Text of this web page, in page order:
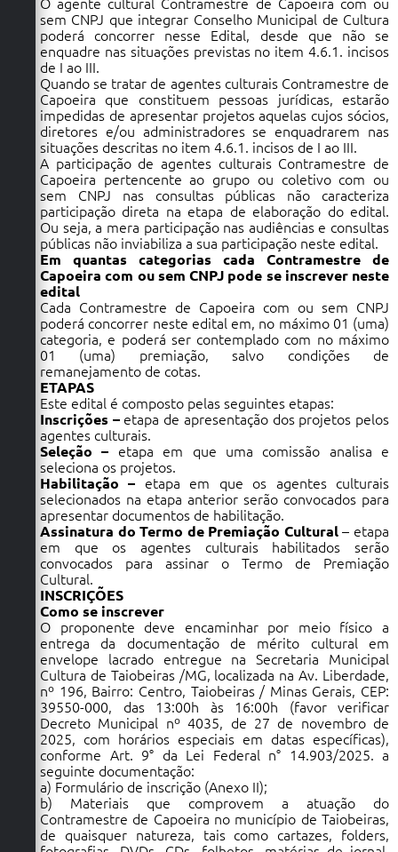
O agente cultural Contramestre de Capoeira com ou
sem CNPJ que integrar Conselho Municipal de Cultura
poderá concorrer nesse Edital, desde que não se
enquadre nas situações previstas no item 4.6.1. incisos
de I ao III.
Quando se tratar de agentes culturais Contramestre de
Capoeira que constituem pessoas jurídicas, estarão
impedidas de apresentar projetos aquelas cujos sócios,
diretores e/ou administradores se enquadrarem nas
situações descritas no item 4.6.1. incisos de I ao III.
A participação de agentes culturais Contramestre de
Capoeira pertencente ao grupo ou coletivo com ou
sem CNPJ nas consultas públicas não caracteriza
participação direta na etapa de elaboração do edital.
Ou seja, a mera participação nas audiências e consultas
públicas não inviabiliza a sua participação neste edital.
Em quantas categorias cada Contramestre de
Capoeira com ou sem CNPJ pode se inscrever neste
edital
Cada Contramestre de Capoeira com ou sem CNPJ
poderá concorrer neste edital em, no máximo 01 (uma)
categoria, e poderá ser contemplado com no máximo
01 (uma) premiação, salvo condições de
remanejamento de cotas.
ETAPAS
Este edital é composto pelas seguintes etapas:
Inscrições – etapa de apresentação dos projetos pelos
agentes culturais.
Seleção – etapa em que uma comissão analisa e
seleciona os projetos.
Habilitação – etapa em que os agentes culturais
selecionados na etapa anterior serão convocados para
apresentar documentos de habilitação.
Assinatura do Termo de Premiação Cultural– etapa
em que os agentes culturais habilitados serão
convocados para assinar o Termo de Premiação
Cultural.
INSCRIÇÕES
Como se inscrever
O proponente deve encaminhar por meio físico a
entrega da documentação de mérito cultural em
envelope lacrado entregue na Secretaria Municipal
Cultura de Taiobeiras /MG, localizada na Av. Liberdade,
nº 196, Bairro: Centro, Taiobeiras / Minas Gerais, CEP:
39550-000, das 13:00h às 16:00h (favor verificar
Decreto Municipal nº 4035, de 27 de novembro de
2025, com horários especiais em datas específicas),
conforme Art. 9° da Lei Federal n° 14.903/2025. a
seguinte documentação:
a) Formulário de inscrição (Anexo II);
b) Materiais que comprovem a atuação do
Contramestre de Capoeira no município de Taiobeiras,
de quaisquer natureza, tais como cartazes, folders,